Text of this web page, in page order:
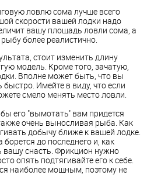
ловлю сома лучше всего
скорости вашей лодки надо
вашу площадь ловли сома, а
более реалистично.
стоит изменить длину
модель. Кроме того, зачатую,
Вполне может быть, что вы
Имейте в виду, что если
смело менять место ловли.
его "вымотать" вам придется
очень выносливая рыба. Как
добычу ближе к вашей лодке.
до последнего и, как
вашу снасть. Фрикцион нужно
опять подтягивайте его к себе.
наиболее мощным, поэтому не